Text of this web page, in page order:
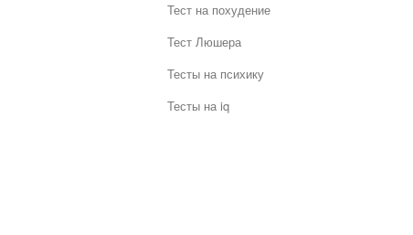
Тест на похудение
Тест Люшера
Тесты на психику
Тесты на iq